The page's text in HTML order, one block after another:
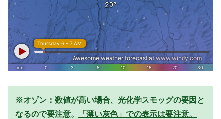
※オゾン：数値が高い場合、光化学スモッグの要因と
なるので要注意。
「薄い灰色」での表示は要注意。